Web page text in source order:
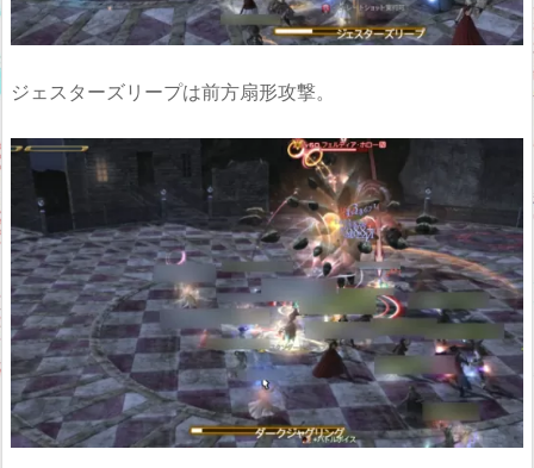
ジェスターズリープは前方扇形攻撃。